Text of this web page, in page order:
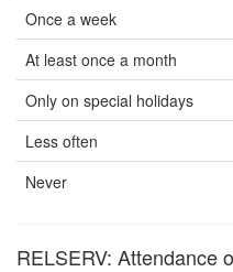
Once a week
At least once a month
Only on special holidays
Less often
Never
RELSERV: Attendance